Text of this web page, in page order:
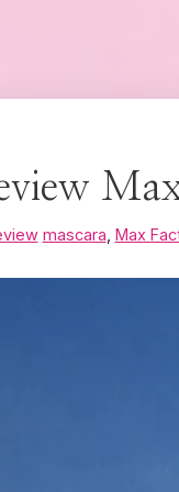
mascara Max